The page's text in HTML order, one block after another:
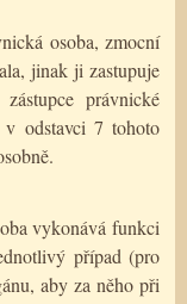
osoba, zmocní
jinak ji zastupuje
právnické
v odstavci 7 tohoto
vykonává funkci
případ (pro
aby za něho při